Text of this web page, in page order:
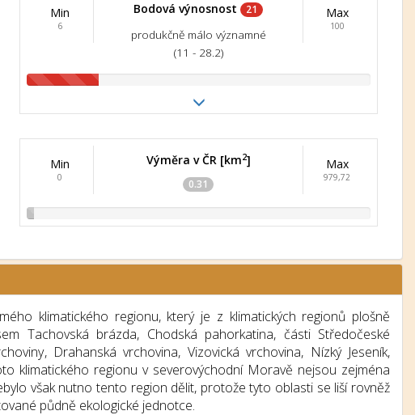
Min
6
Bodová výnosnost 21
produkčně málo významné
(11 - 28.2)
Max
100
Min
0
Výměra v ČR [km2]
0.31
Max
979,72
klimatického regionu, který je z klimatických regionů plošně
Tachovská brázda, Chodská pahorkatina, části Středočeské
Drahanská vrchovina, Vizovická vrchovina, Nízký Jeseník,
klimatického regionu v severovýchodní Moravě nejsou zejména
však nutno tento region dělit, protože tyto oblasti se liší rovněž
půdně ekologické jednotce.